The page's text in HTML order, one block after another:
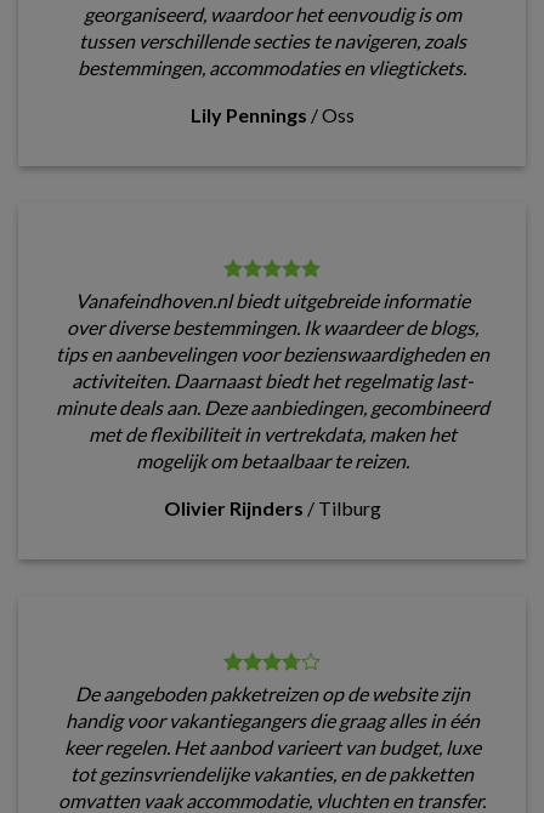
georganiseerd, waardoor het eenvoudig is om
tussen verschillende secties te navigeren, zoals
bestemmingen, accommodaties en vliegtickets.
Lily Pennings /Oss
Vanafeindhoven.nl biedt uitgebreide informatie
over diverse bestemmingen. Ik waardeer de blogs,
tips en aanbevelingen voor bezienswaardigheden en
activiteiten. Daarnaast biedt het regelmatig last-
minute deals aan. Deze aanbiedingen, gecombineerd
met de flexibiliteit in vertrekdata, maken het
mogelijk om betaalbaar te reizen.
Olivier Rijnders / Tilburg
De aangeboden pakketreizen op de website zijn
handig voor vakantiegangers die graag alles in één
keer regelen. Het aanbod varieert van budget, luxe
tot gezinsvriendelijke vakanties, en de pakketten
omvatten vaak accommodatie, vluchten en transfer.